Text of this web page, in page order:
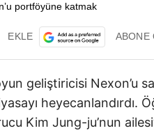
EKLE ABONE
geliştiricisi Nexon’u
heyecanlandırdı.
Kim Jung-ju’nun